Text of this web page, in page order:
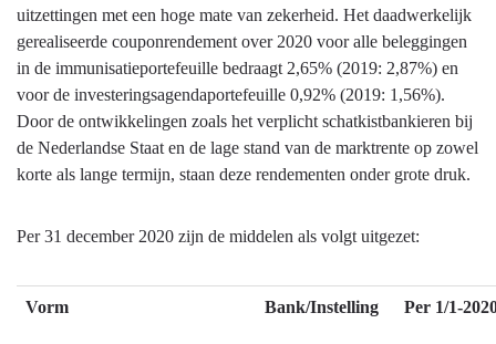
uitzettingen met een hoge mate van zekerheid. Het daadwerkelijk
gerealiseerde couponrendement over 2020 voor alle beleggingen
in de immunisatieportefeuille bedraagt 2,65% (2019: 2,87%) en
voor de investeringsagendaportefeuille 0,92% (2019: 1,56%).
Door de ontwikkelingen zoals het verplicht schatkistbankieren bij
de Nederlandse Staat en de lage stand van de marktrente op zowel
korte als lange termijn, staan deze rendementen onder grote druk.
Per 31 december 2020 zijn de middelen als volgt uitgezet:
Vorm Bank/Instelling Per 1/1-